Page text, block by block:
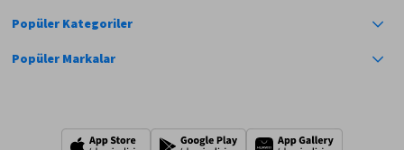
Popüler Kategoriler
Popüler Markalar